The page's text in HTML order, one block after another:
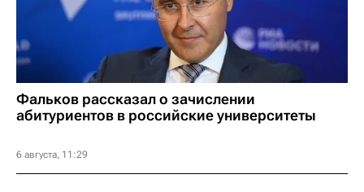
Фальков рассказал о зачислении
абитуриентов в российские университеты
6 августа, 11:29